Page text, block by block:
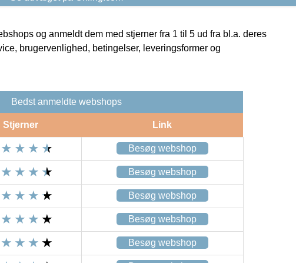
og anmeldt dem med stjerner fra 1 til 5 ud fra bl.a. deres
brugervenlighed, betingelser, leveringsformer og
Bedst anmeldte webshops
Stjerner Link
Besøg webshop
Besøg webshop
Besøg webshop
Besøg webshop
Besøg webshop